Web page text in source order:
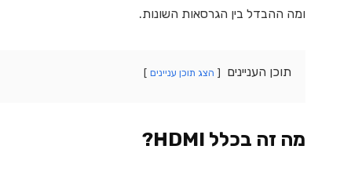
ומה ההבדל בין הגרסאות השונות.
תוכן העניינים הצג תוכן עניינים
מה זה בכלל HDMI?